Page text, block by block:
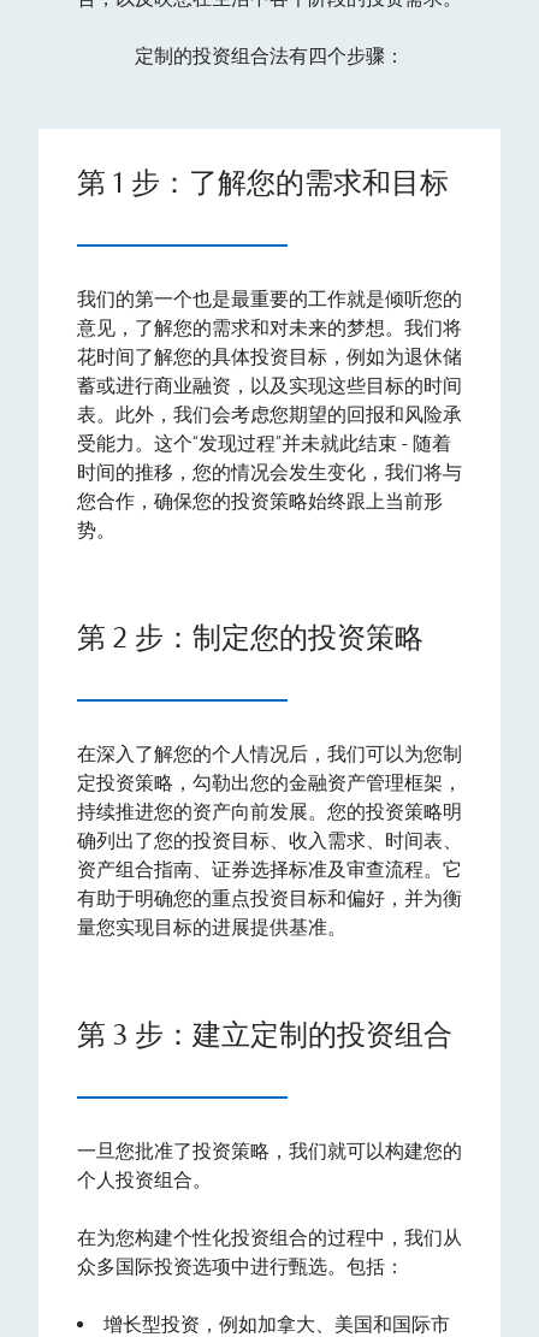
定制的投资组合法有四个步骤：
第 1 步：了解您的需求和目标
我们的第一个也是最重要的工作就是倾听您的
意见，了解您的需求和对未来的梦想。我们将
花时间了解您的具体投资目标，例如为退休储
蓄或进行商业融资，以及实现这些目标的时间
表。此外，我们会考虑您期望的回报和风险承
受能力。这个“发现过程”并未就此结束 - 随着
时间的推移，您的情况会发生变化，我们将与
您合作，确保您的投资策略始终跟上当前形
势。
第 2 步：制定您的投资策略
在深入了解您的个人情况后，我们可以为您制
定投资策略，勾勒出您的金融资产管理框架，
持续推进您的资产向前发展。您的投资策略明
确列出了您的投资目标、收入需求、时间表、
资产组合指南、证券选择标准及审查流程。它
有助于明确您的重点投资目标和偏好，并为衡
量您实现目标的进展提供基准。
第 3 步：建立定制的投资组合
一旦您批准了投资策略，我们就可以构建您的
个人投资组合。
在为您构建个性化投资组合的过程中，我们从
众多国际投资选项中进行甄选。包括：
增长型投资，例如加拿大、美国和国际市